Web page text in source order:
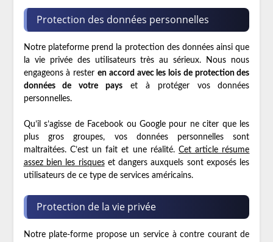
Protection des données personnelles
Notre plateforme prend la protection des données ainsi que
la vie privée des utilisateurs très au sérieux. Nous nous
engageons à rester en accord avec les lois de protection des
données de votre pays et à protéger vos données
personnelles.
Qu’il s’agisse de Facebook ou Google pour ne citer que les
plus gros groupes, vos données personnelles sont
maltraitées. C’est un fait et une réalité.Cet article résume
assez bien les risqueset dangers auxquels sont exposés les
utilisateurs de ce type de services américains.
Protection de la vie privée
Notre plate-forme propose un service à contre courant de